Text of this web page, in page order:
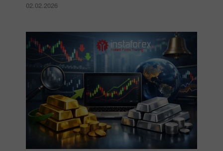
02.02.2026